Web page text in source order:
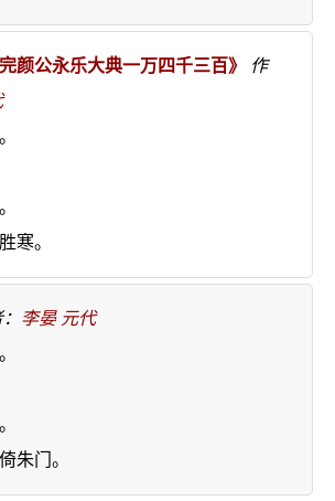
颜公永乐大典一万四千三百》
作
寒。
李晏 元代
朱门。